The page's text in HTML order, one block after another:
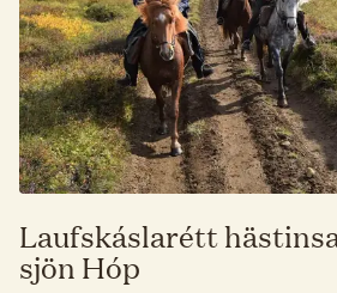
Laufskáslarétt
sjön Hóp